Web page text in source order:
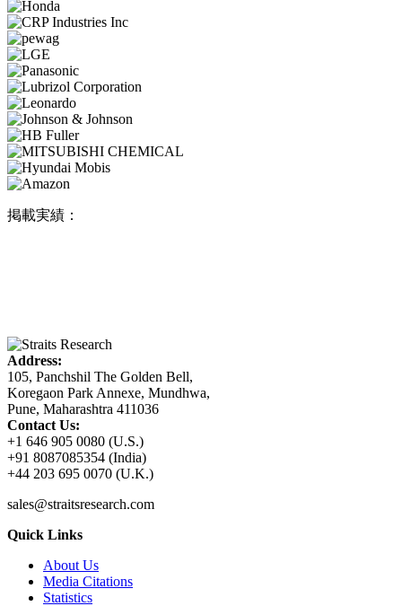
掲載実績：
Address:
105, Panchshil The Golden Bell,
Koregaon Park Annexe, Mundhwa,
Pune, Maharashtra 411036
Contact Us:
+1 646 905 0080 (U.S.)
+91 8087085354 (India)
+44 203 695 0070 (U.K.)
sales@straitsresearch.com
Quick Links
About Us
Media Citations
Statistics